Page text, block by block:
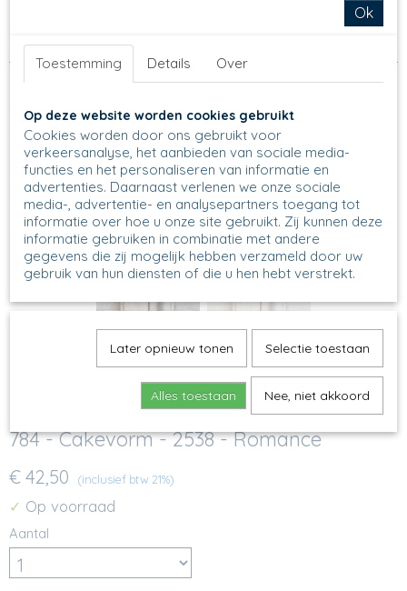
Bakvormen
784 - Cakevorm - 2538
- Romance
784 - Cakevorm - 2538 - Romance
€ 42,50 (inclusief btw 21%)
✓ Op voorraad
Aantal
Ok
Toestemming Details Over
Op deze website worden cookies gebruikt
Cookies worden door ons gebruikt voor
verkeersanalyse, het aanbieden van sociale media-
functies en het personaliseren van informatie en
advertenties. Daarnaast verlenen we onze sociale
media-, advertentie- en analysepartners toegang tot
informatie over hoe u onze site gebruikt. Zij kunnen deze
informatie gebruiken in combinatie met andere
gegevens die zij mogelijk hebben verzameld door uw
gebruik van hun diensten of die u hen hebt verstrekt.
Later opnieuw tonen Selectie toestaan
Alles toestaan Nee, niet akkoord